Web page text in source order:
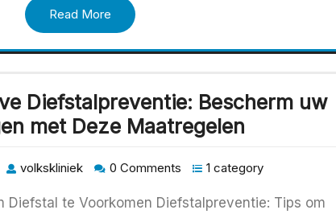
Read More
Diefstalpreventie: Bescherm uw
met Deze Maatregelen
volkskliniek 0 Comments 1 category
Diefstal te Voorkomen Diefstalpreventie: Tips om